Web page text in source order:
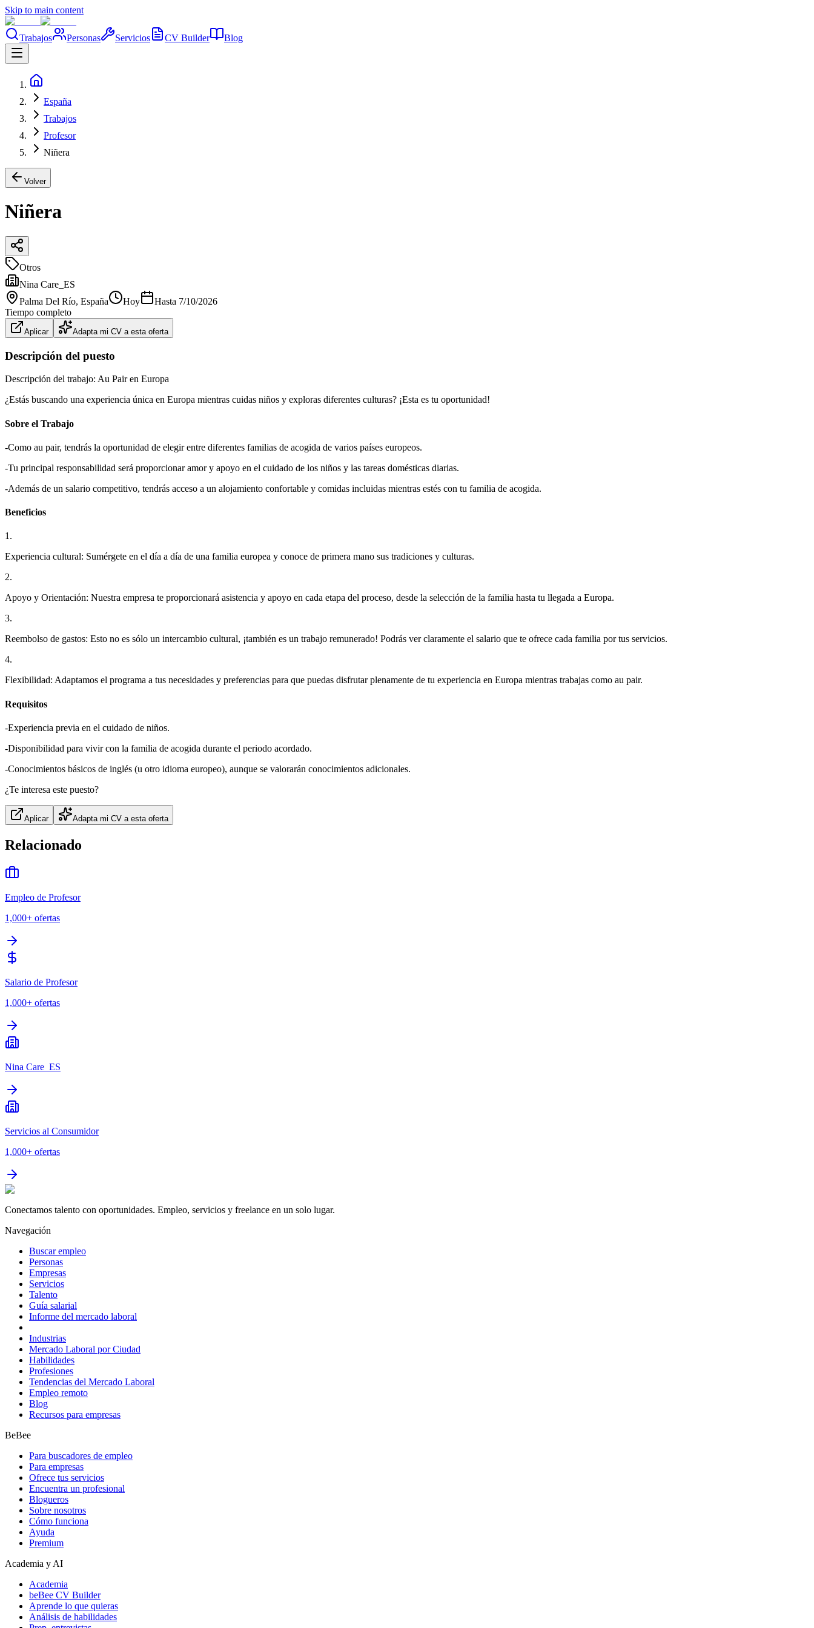
Skip to main content
Trabajos Personas Servicios CV Builder Blog
España
Trabajos
Profesor
Niñera
Volver
Niñera
Otros
Nina Care_ES
Palma Del Río, España Hoy Hasta 7/10/2026
Tiempo completo
Aplicar Adapta mi CV a esta oferta
Descripción del puesto
Descripción del trabajo: Au Pair en Europa
¿Estás buscando una experiencia única en Europa mientras cuidas niños y exploras diferentes culturas? ¡Esta es tu oportunidad!
Sobre el Trabajo
-Como au pair, tendrás la oportunidad de elegir entre diferentes familias de acogida de varios países europeos.
-Tu principal responsabilidad será proporcionar amor y apoyo en el cuidado de los niños y las tareas domésticas diarias.
-Además de un salario competitivo, tendrás acceso a un alojamiento confortable y comidas incluidas mientras estés con tu familia de acogida.
Beneficios
1.
Experiencia cultural: Sumérgete en el día a día de una familia europea y conoce de primera mano sus tradiciones y culturas.
2.
Apoyo y Orientación: Nuestra empresa te proporcionará asistencia y apoyo en cada etapa del proceso, desde la selección de la familia hasta tu llegada a Europa.
3.
Reembolso de gastos: Esto no es sólo un intercambio cultural, ¡también es un trabajo remunerado! Podrás ver claramente el salario que te ofrece cada familia por tus servicios.
4.
Flexibilidad: Adaptamos el programa a tus necesidades y preferencias para que puedas disfrutar plenamente de tu experiencia en Europa mientras trabajas como au pair.
Requisitos
-Experiencia previa en el cuidado de niños.
-Disponibilidad para vivir con la familia de acogida durante el periodo acordado.
-Conocimientos básicos de inglés (u otro idioma europeo), aunque se valorarán conocimientos adicionales.
¿Te interesa este puesto?
Aplicar Adapta mi CV a esta oferta
Relacionado
Empleo de Profesor
1,000+ ofertas
Salario de Profesor
1,000+ ofertas
Nina Care_ES
Servicios al Consumidor
1,000+ ofertas
Conectamos talento con oportunidades. Empleo, servicios y freelance en un solo lugar.
Navegación
Buscar empleo
Personas
Empresas
Servicios
Talento
Guía salarial
Informe del mercado laboral
Industrias
Mercado Laboral por Ciudad
Habilidades
Profesiones
Tendencias del Mercado Laboral
Empleo remoto
Blog
Recursos para empresas
BeBee
Para buscadores de empleo
Para empresas
Ofrece tus servicios
Encuentra un profesional
Blogueros
Sobre nosotros
Cómo funciona
Ayuda
Premium
Academia y AI
Academia
beBee CV Builder
Aprende lo que quieras
Análisis de habilidades